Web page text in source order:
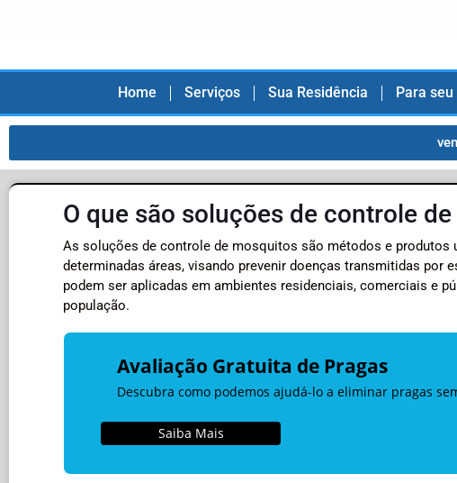
Home Serviços Sua Residência Para
O que são soluções de controle
As soluções de controle de mosquitos são métodos e
determinadas áreas, visando prevenir doenças transmitidas por
podem ser aplicadas em ambientes residenciais, comerciais e
população.
Avaliação Gratuita de Pragas
Descubra como podemos ajudá-lo a eliminar pragas
Saiba Mais